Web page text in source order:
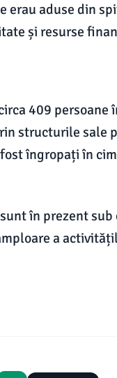
erau aduse din
și resurse
409 persoane
structurile sale
fost îngropați în
în prezent
a